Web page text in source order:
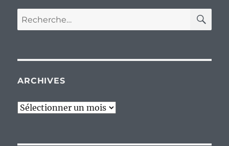
Recherche
pour :
ARCHIVES
Archives